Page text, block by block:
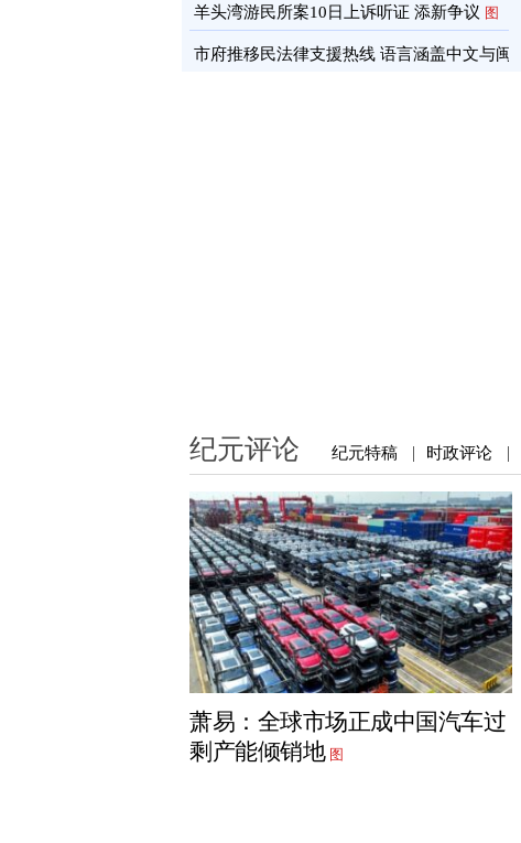
羊头湾游民所案10日上诉听证 添新争议 图
市府推移民法律支援热线 语言涵盖中文与闽
纪元评论 纪元特稿 | 时政评论 |
萧易：全球市场正成中国汽车过
剩产能倾销地 图